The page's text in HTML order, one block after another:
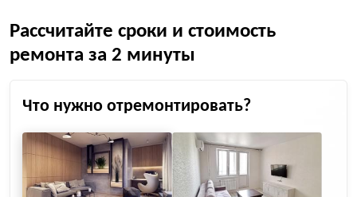
Рассчитайте сроки и стоимость
ремонта за 2 минуты
Что нужно отремонтировать?